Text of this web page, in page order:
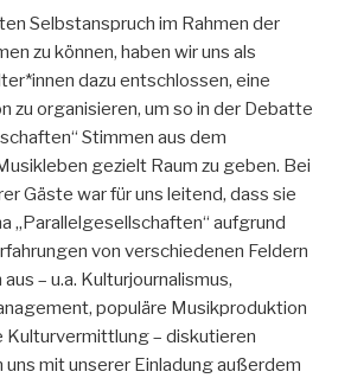
Selbstanspruch im Rahmen der
zu können, haben wir uns als
dazu entschlossen, eine
zu organisieren, um so in der Debatte
Stimmen aus dem
gezielt Raum zu geben. Bei
Gäste war für uns leitend, dass sie
„Parallelgesellschaften“ aufgrund
von verschiedenen Feldern
– u.a. Kulturjournalismus,
populäre Musikproduktion
Kulturvermittlung – diskutieren
uns mit unserer Einladung außerdem